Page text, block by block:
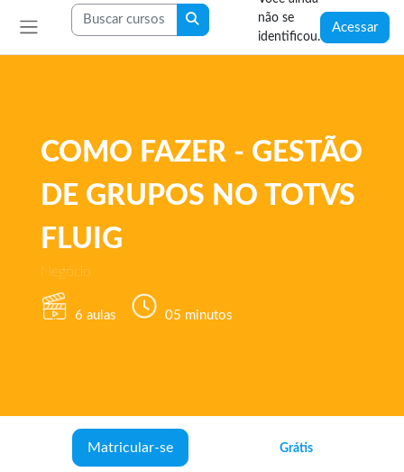
Ir para o conteúdo principal
Blocos
Buscar cursos Buscar cursos
não se
identificou.
Acessar
COMO FAZER - GESTÃO
DE GRUPOS NO TOTVS
FLUIG
Negócio
6 aulas 05 minutos
Matricular-se Grátis